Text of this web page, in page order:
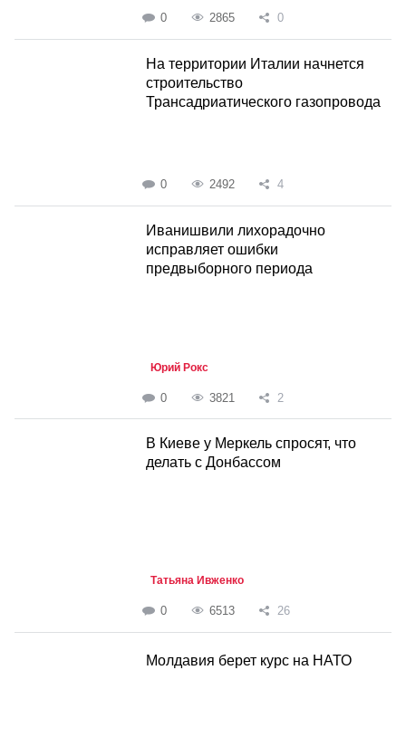
0 2865 0
На территории Италии начнется
строительство
Трансадриатического газопровода
0 2492 4
Иванишвили лихорадочно
исправляет ошибки
предвыборного периода
Юрий Рокс
0 3821 2
В Киеве у Меркель спросят, что
делать с Донбассом
Татьяна Ивженко
0 6513 26
Молдавия берет курс на НАТО